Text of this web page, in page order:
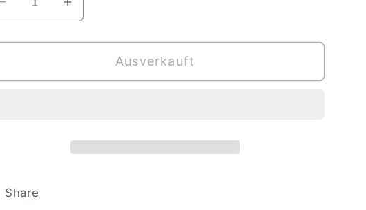
Verringere
die
Menge
Pilzmutter
Ausschneiden
Erhöhe
die
Menge
Pilzmutter
Ausschneiden
Ausverkauft
Share